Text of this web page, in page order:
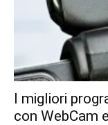
I migliori
con WebCam